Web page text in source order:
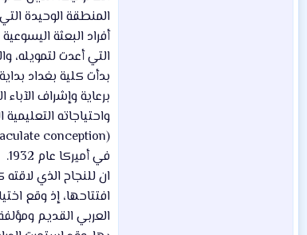
المنطقة الوحيدة
أفراد البعثة
التي أعدت لتمويله، والتي كان
بدأت كلية بغداد
برعاية وإشراف
واحتياجاته
في أميركا عام 1932.
ان للنجاح الذي
العربي القديم